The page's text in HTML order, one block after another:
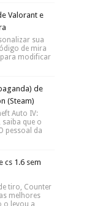
Valorant e
sua
de mira
modificar
de
(Steam)
Auto IV:
saiba que o
pessoal da
cs 1.6 sem
tiro, Counter
melhores
o levou a